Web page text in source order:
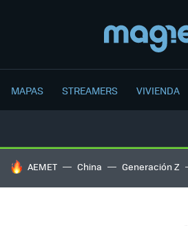
MAPAS STREAMERS VIVIENDA
HOY SE HABLA DE
AEMET China Generación Z